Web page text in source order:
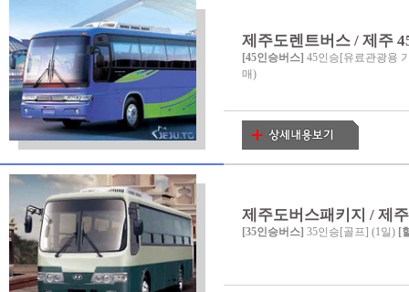
제주도렌트버스 / 제주
[45인승버스] 45인승[유료관광용
매)
제주도버스패키지 / 제
[35인승버스] 35인승[골프] (1일) [